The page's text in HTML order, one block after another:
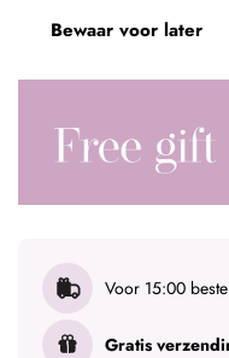
Bewaar voor later
Voor 15:00
Gratis